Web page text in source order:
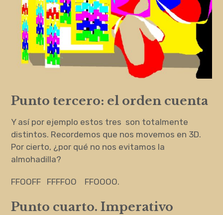
Punto tercero: el orden cuenta
Y así por ejemplo estos tres son totalmente
distintos. Recordemos que nos movemos en 3D.
Por cierto, ¿por qué no nos evitamos la
almohadilla?
FFOOFF FFFFOO FFOOOO.
Punto cuarto. Imperativo